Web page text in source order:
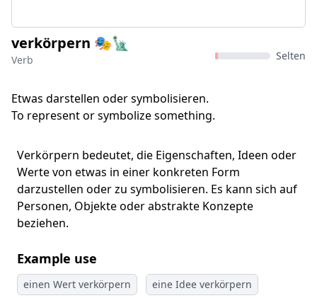
verkörpern 🎭🗽
Verb Selten
Etwas darstellen oder symbolisieren.
To represent or symbolize something.
Verkörpern bedeutet, die Eigenschaften, Ideen oder
Werte von etwas in einer konkreten Form
darzustellen oder zu symbolisieren. Es kann sich auf
Personen, Objekte oder abstrakte Konzepte
beziehen.
Example use
einen Wert verkörpern
eine Idee verkörpern